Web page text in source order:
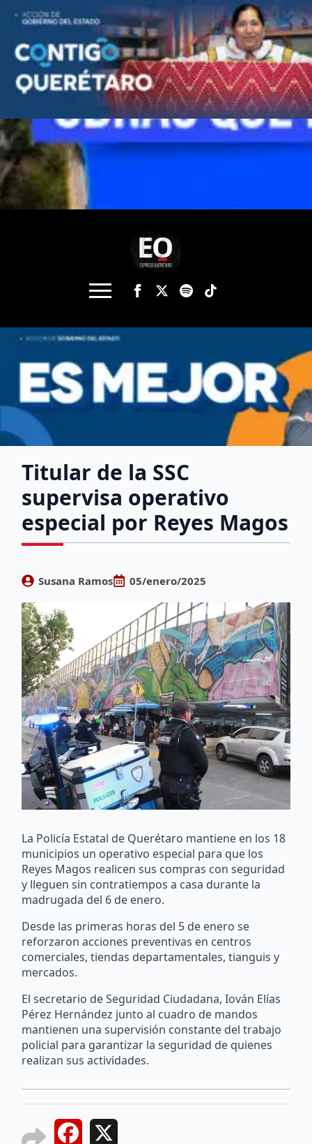
Titular de la SSC
supervisa operativo
especial por Reyes Magos
Susana Ramos 05/enero/2025
La Policía Estatal de Querétaro mantiene en los 18
municipios un operativo especial para que los
Reyes Magos realicen sus compras con seguridad
y lleguen sin contratiempos a casa durante la
madrugada del 6 de enero.
Desde las primeras horas del 5 de enero se
reforzaron acciones preventivas en centros
comerciales, tiendas departamentales, tianguis y
mercados.
El secretario de Seguridad Ciudadana, Iován Elías
Pérez Hernández junto al cuadro de mandos
mantienen una supervisión constante del trabajo
policial para garantizar la seguridad de quienes
realizan sus actividades.
Facebook